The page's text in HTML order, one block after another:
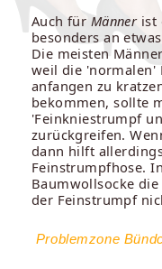
Auch für Männerist
besonders an
Die meisten
weil die 'normalen'
anfangen zu
bekommen, sollte
'Feinkniestrumpf
zurückgreifen.
dann hilft
Feinstrumpfhose.
Baumwollsocke
der Feinstrumpf
Problemzone